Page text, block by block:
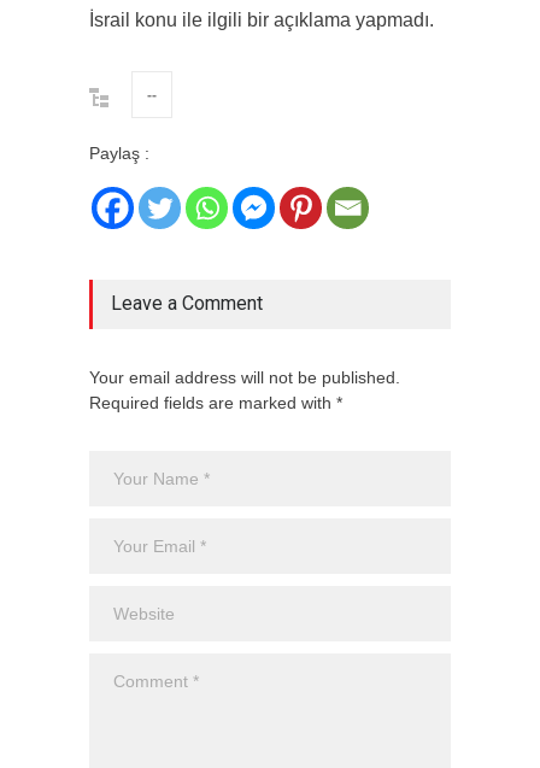
İsrail konu ile ilgili bir açıklama yapmadı.
--
Paylaş :
Leave a Comment
Your email address will not be published.
Required fields are marked with *